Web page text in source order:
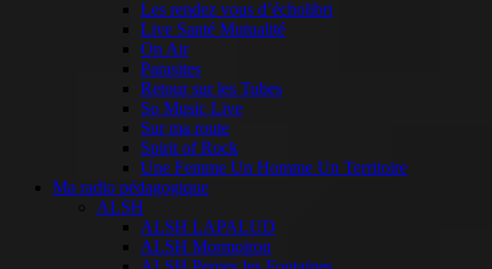
Les rendez vous d’écholibri
Live Santé Mutualité
On Air
Parasites
Retour sur les Tubes
So Music Live
Sur ma route
Spirit of Rock
Une Femme Un Homme Un Territoire
Ma radio pédagogique
ALSH
ALSH LAPALUD
ALSH Mormoiron